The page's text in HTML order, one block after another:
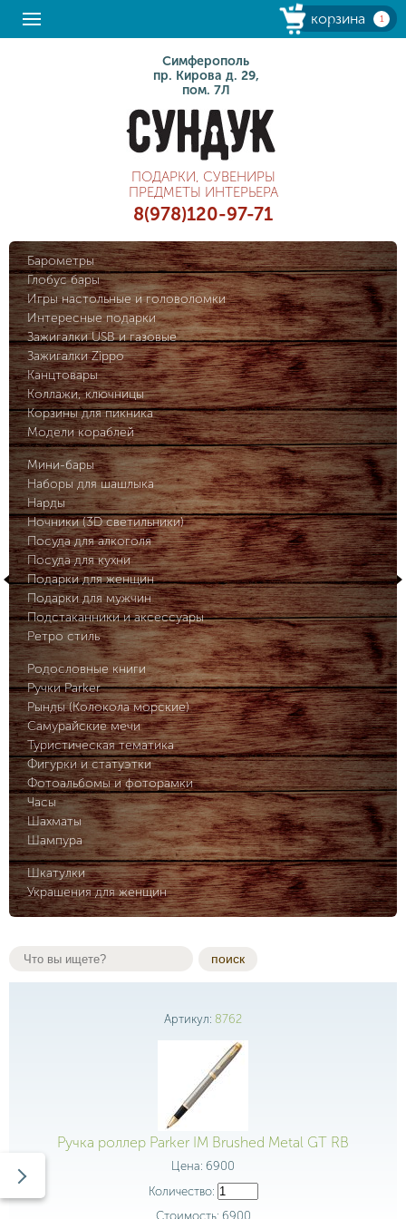
корзина 1
Симферополь
пр. Кирова д. 29,
пом. 7Л
ПОДАРКИ, СУВЕНИРЫ
ПРЕДМЕТЫ ИНТЕРЬЕРА
8(978)120-97-71
Барометры
Глобус бары
Игры настольные и головоломки
Интересные подарки
Зажигалки USB и газовые
Зажигалки Zippo
Канцтовары
Коллажи, ключницы
Корзины для пикника
Модели кораблей
Мини-бары
Наборы для шашлыка
Нарды
Ночники (3D светильники)
Посуда для алкоголя
Посуда для кухни
Подарки для женщин
Подарки для мужчин
Подстаканники и аксессуары
Ретро стиль
Родословные книги
Ручки Parker
Рынды (Колокола морские)
Самурайские мечи
Туристическая тематика
Фигурки и статуэтки
Фотоальбомы и фоторамки
Часы
Шахматы
Шампура
Шкатулки
Украшения для женщин
поиск
Артикул: 8762
Ручка роллер Parker IM Brushed Metal GT RB
Цена: 6900
Количество:
Стоимость: 6900